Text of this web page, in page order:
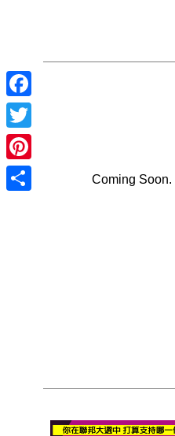
Facebook
Twitter
Pinterest
Coming Soon.